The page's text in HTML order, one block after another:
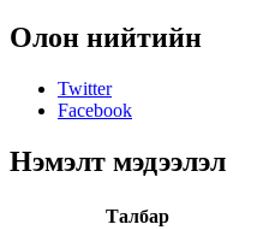
Олон нийтийн
Twitter
Facebook
Нэмэлт мэдээлэл
Талбар